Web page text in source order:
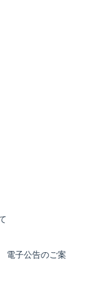
電子公告のご案